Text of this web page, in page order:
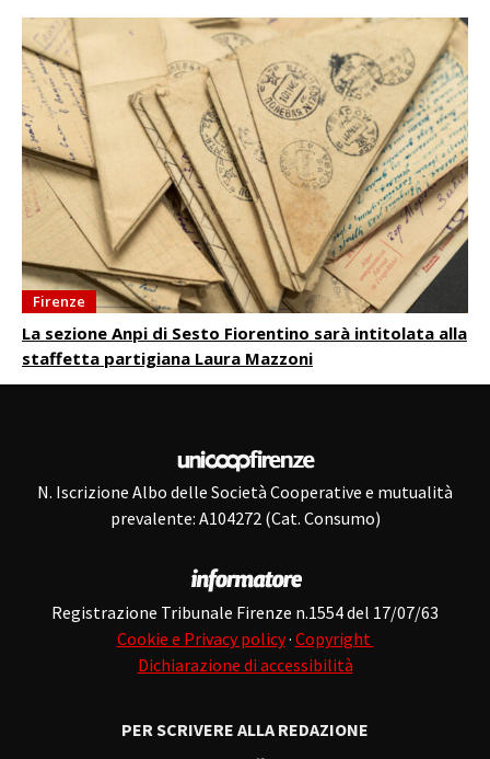
Firenze
La sezione Anpi di Sesto Fiorentino sarà intitolata alla
staffetta partigiana Laura Mazzoni
N. Iscrizione Albo delle Società Cooperative e mutualità
prevalente: A104272 (Cat. Consumo)
Registrazione Tribunale Firenze n.1554 del 17/07/63
Cookie e Privacy policy· Copyright
Dichiarazione di accessibilità
PER SCRIVERE ALLA REDAZIONE